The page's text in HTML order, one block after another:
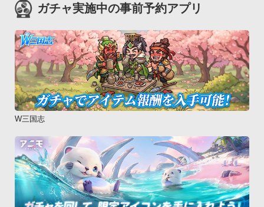
ガチャ実施中の事前予約アプリ
W三国志